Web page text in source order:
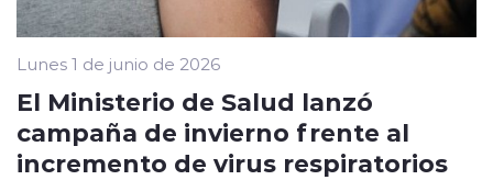
Lunes 1 de junio de 2026
El Ministerio de Salud lanzó
campaña de invierno frente al
incremento de virus respiratorios